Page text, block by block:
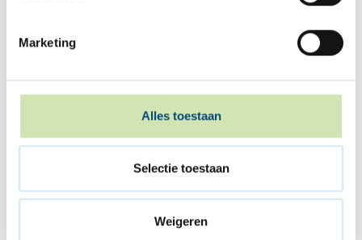
Marketing
Alles toestaan
Selectie toestaan
Weigeren